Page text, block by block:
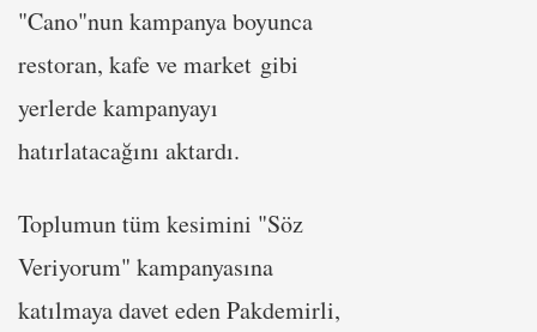
"Cano"nun kampanya boyunca
restoran, kafe ve market gibi
yerlerde kampanyayı
hatırlatacağını aktardı.
Toplumun tüm kesimini "Söz
Veriyorum" kampanyasına
katılmaya davet eden Pakdemirli,